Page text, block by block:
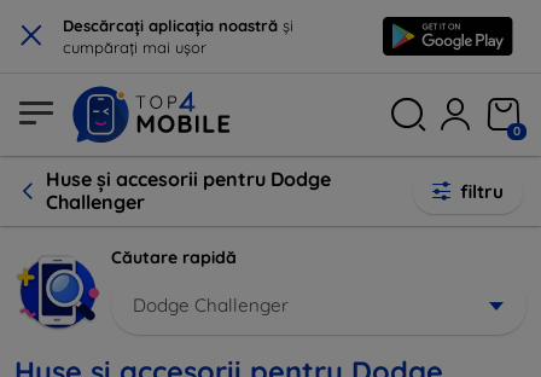
× Descărcați aplicația noastră și
cumpărați mai ușor
0
Huse și accesorii pentru Dodge
Challenger
filtru
Căutare rapidă
Dodge Challenger